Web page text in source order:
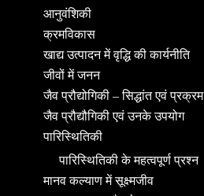
आनुवंशिकी
क्रमविकास
खाद्य उत्पादन में वृद्धि की कार्यनीति
जीवों में जनन
जैव प्रौद्योगिकी – सिद्धांत एवं प्रक्रम
जैव प्रौद्यौगिकी एवं उनके उपयोग
पारिस्थितिकी
पारिस्थितिकी के महत्वपूर्ण प्रश्न
मानव कल्याण में सूक्ष्मजीव